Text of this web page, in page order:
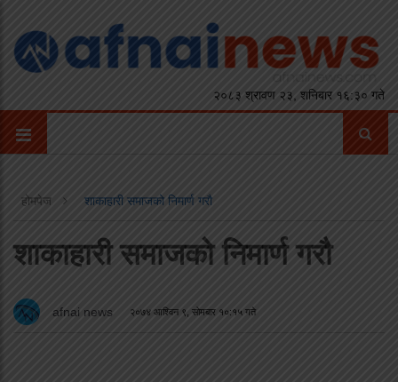
२०८३ श्रावण २३, शनिबार १६:३० गते
होमपेज शाकाहारी समाजको निमार्ण गरौ
शाकाहारी समाजको निमार्ण गरौ
afnai news २०७४ आश्विन ९, सोमबार १०:१५ गते